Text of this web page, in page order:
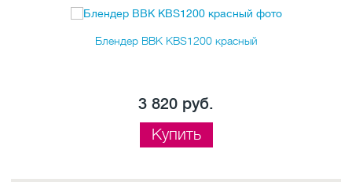
Блендер BBK KBS1200 красный
3 820 руб.
Купить